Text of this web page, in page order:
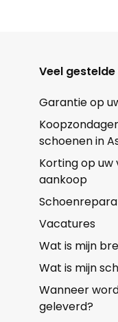
Veel
Garantie op
schoenen in
Korting op uw
aankoop
Vacatures
Wat is mijn
Wat is mijn
Wanneer
geleverd?